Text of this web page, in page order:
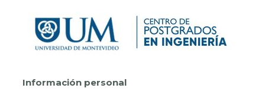
Información personal